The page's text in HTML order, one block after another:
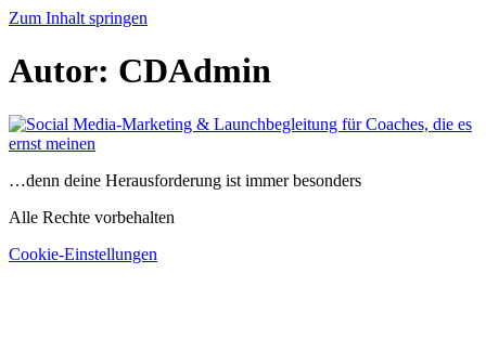
Zum Inhalt springen
Autor: CDAdmin
…denn deine Herausforderung ist immer besonders
Alle Rechte vorbehalten
Cookie-Einstellungen